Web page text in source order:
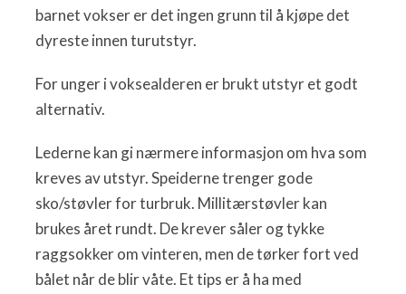
barnet vokser er det ingen grunn til å kjøpe det
dyreste innen turutstyr.
For unger i voksealderen er brukt utstyr et godt
alternativ.
Lederne kan gi nærmere informasjon om hva som
kreves av utstyr. Speiderne trenger gode
sko/støvler for turbruk. Millitærstøvler kan
brukes året rundt. De krever såler og tykke
raggsokker om vinteren, men de tørker fort ved
bålet når de blir våte. Et tips er å ha med